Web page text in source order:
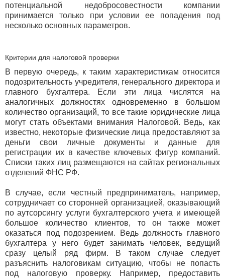
потенциальной недобросовестности компании
принимается только при условии ее попадения под
несколько основных параметров.
Критерии для налоговой проверки
В первую очередь, к таким характеристикам относится
подозрительность учредителя, генерального директора и
главного бухгалтера. Если эти лица числятся на
аналогичных должностях одновременно в большом
количество организаций, то все такие юридические лица
могут стать объектами внимания Налоговой. Ведь, как
известно, некоторые физические лица предоставляют за
деньги свои личные документы и данные для
регистрации их в качестве ключевых фигур компаний.
Списки таких лиц размещаются на сайтах региональных
отделений ФНС РФ.
В случае, если честный предприниматель, например,
сотрудничает со сторонней организацией, оказывающий
по аутсорсингу услуги бухгалтерского учета и имеющей
большое количество клиентов, то он также может
оказаться под подозрением. Ведь должность главного
бухгалтера у него будет занимать человек, ведущий
сразу целый ряд фирм. В таком случае следует
разъяснить налоговикам ситуацию, чтобы не попасть
под налоговую проверку. Например, предоставить